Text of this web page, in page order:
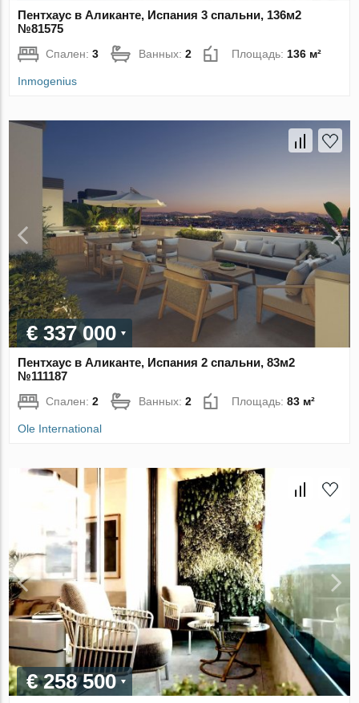
Пентхаус в Аликанте, Испания 3 спальни, 136м2
№81575
Спален:3 Ванных:2 Площадь: 136 м²
Inmogenius
€ 337 000
Пентхаус в Аликанте, Испания 2 спальни, 83м2
№111187
Спален:2 Ванных:2 Площадь:83 м²
Ole International
€ 258 500